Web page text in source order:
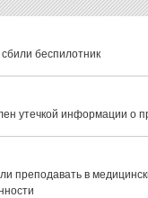
беспилотник
утечкой информации о
преподавать в